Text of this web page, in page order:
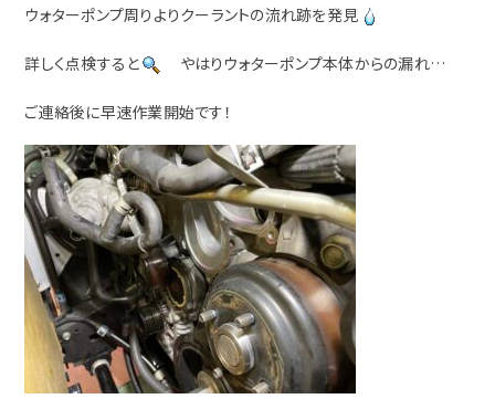
ウォターポンプ周りよりクーラントの流れ跡を発見
詳しく点検すると やはりウォターポンプ本体からの漏れ…
ご連絡後に早速作業開始です！